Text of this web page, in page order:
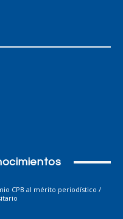
CPB al mérito periodístico /